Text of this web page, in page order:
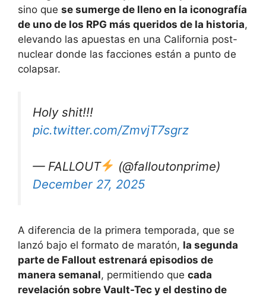
sino que se sumerge de lleno en la iconografía
de uno de los RPG más queridos de la historia,
elevando las apuestas en una California post-
nuclear donde las facciones están a punto de
colapsar.
Holy shit!!!
pic.twitter.com/ZmvjT7sgrz
— FALLOUT
(@falloutonprime)
December 27, 2025
A diferencia de la primera temporada, que se
lanzó bajo el formato de maratón, la segunda
parte de Fallout estrenará episodios de
manera semanal, permitiendo que cada
revelación sobre Vault-Tec y el destino de